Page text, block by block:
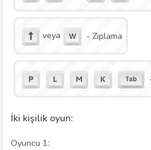
veya - Zıplama
İki kişilik oyun:
Oyuncu 1: